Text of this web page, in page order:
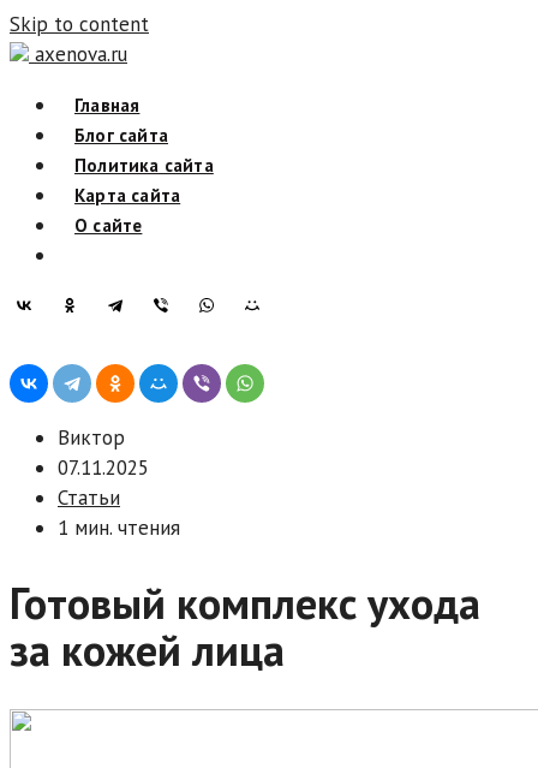
Skip to content
axenova.ru
Главная
Блог сайта
Политика сайта
Карта сайта
О сайте
Виктор
07.11.2025
Статьи
1 мин. чтения
Готовый комплекс ухода
за кожей лица